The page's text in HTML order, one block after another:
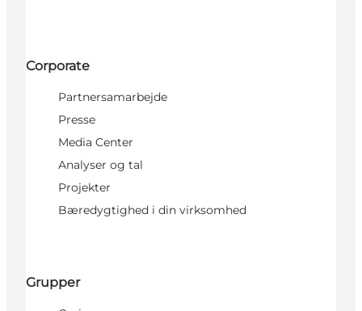
Corporate
Partnersamarbejde
Presse
Media Center
Analyser og tal
Projekter
Bæredygtighed i din virksomhed
Grupper